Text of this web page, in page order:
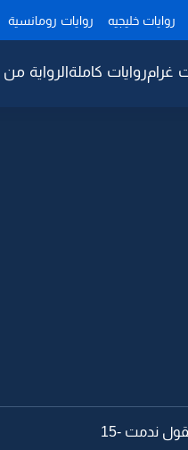
روايات خليجيه روايات رومانسية
غرامروايات كاملةالرواية من
ندمت -15